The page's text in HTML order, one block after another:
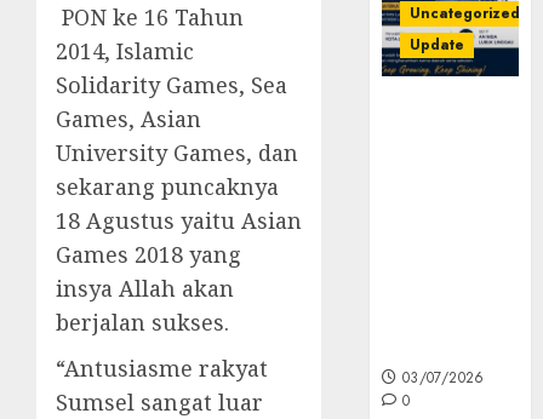
PON ke 16 Tahun
2014, Islamic
Solidarity Games, Sea
Games, Asian
University Games, dan
sekarang puncaknya
18 Agustus yaitu Asian
Games 2018 yang
insya Allah akan
berjalan sukses.
“Antusiasme rakyat
Sumsel sangat luar
Uncategorized
Update
03/07/2026
0